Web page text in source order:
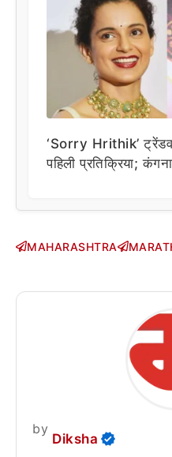
‘Sorry Hrithik’
पहिली प्रतिक्रिया;
MAHARASHTRA
by
Diksha